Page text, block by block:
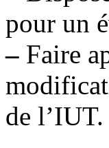
pour un
– Faire
de l’IUT.